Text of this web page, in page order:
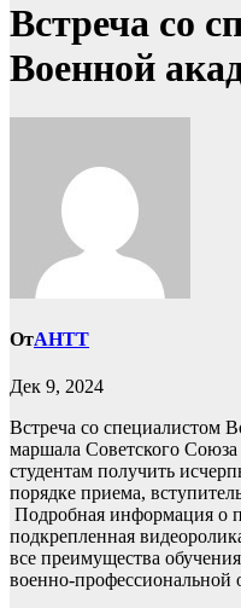
Встреча со
Военной
ОтAHTT
Дек 9, 2024
Встреча со специалистом
маршала Советского
студентам получить
порядке приема,
Подробная информация о
подкрепленная
все преимущества
военно-профессиональной